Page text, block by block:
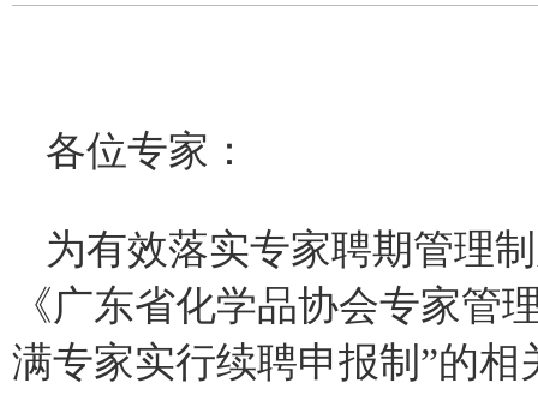
各位专家：
为有效落实专家聘期管理
《广东省化学品协会专家管
满专家实行续聘申报制”的